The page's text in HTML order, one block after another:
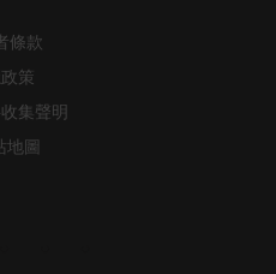
條款
策
集聲明
地圖